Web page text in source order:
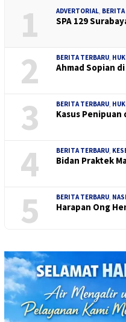
1 ADVERTORIAL, BERITA
SPA 129
2 BERITA TERBARU,
Ahmad Sopian
3 BERITA TERBARU,
Kasus
4 BERITA TERBARU,
Bidan Praktek
5 BERITA TERBARU,
Harapan Ong